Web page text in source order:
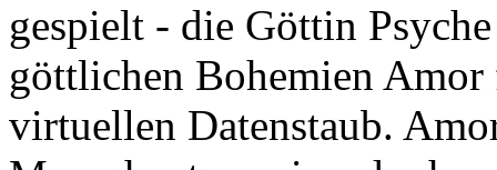
gespielt - die Göttin
göttlichen Bohemien
virtuellen Datenstaub.